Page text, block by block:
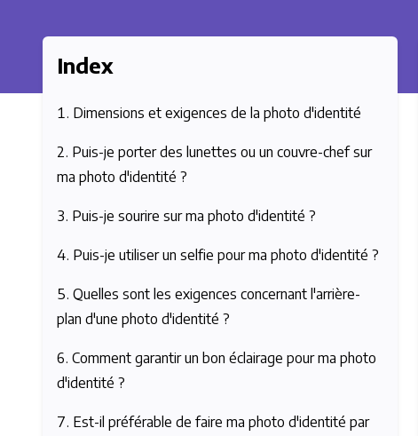
Index
Dimensions et exigences de la photo d'identité
Puis-je porter des lunettes ou un couvre-chef sur
ma photo d'identité ?
Puis-je sourire sur ma photo d'identité ?
Puis-je utiliser un selfie pour ma photo d'identité ?
Quelles sont les exigences concernant l'arrière-
plan d'une photo d'identité ?
Comment garantir un bon éclairage pour ma photo
d'identité ?
Est-il préférable de faire ma photo d'identité par